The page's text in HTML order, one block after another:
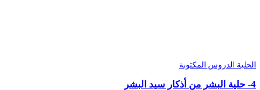
الحلية الدروس المكتوبة
4- حلية البشر من أذكار سيد البشر